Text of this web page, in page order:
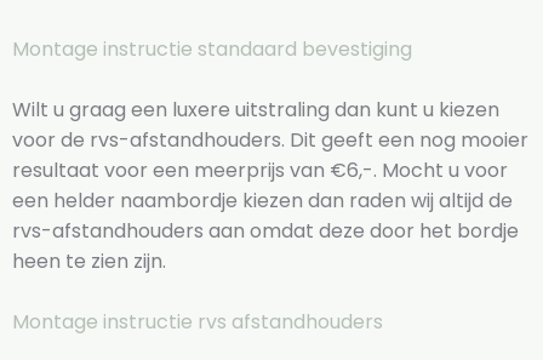
Montage instructie standaard bevestiging
Wilt u graag een luxere uitstraling dan kunt u kiezen
voor de rvs-afstandhouders. Dit geeft een nog mooier
resultaat voor een meerprijs van €6,-. Mocht u voor
een helder naambordje kiezen dan raden wij altijd de
rvs-afstandhouders aan omdat deze door het bordje
heen te zien zijn.
Montage instructie rvs afstandhouders